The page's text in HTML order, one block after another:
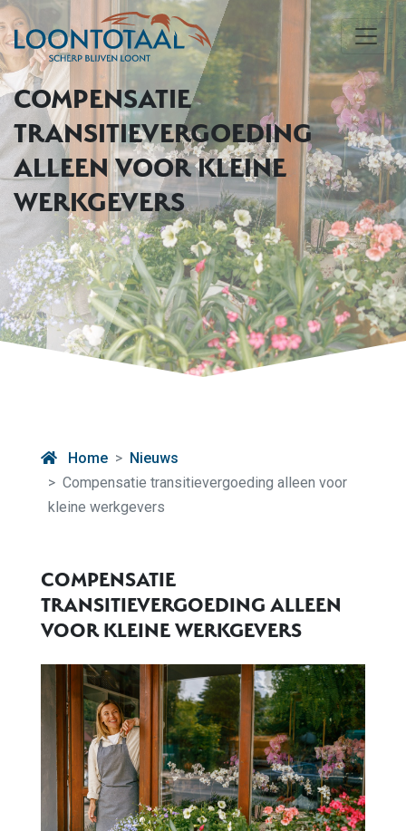
COMPENSATIE
TRANSITIEVERGOEDING
ALLEEN VOOR KLEINE
WERKGEVERS
Home
Nieuws
Compensatie transitievergoeding alleen voor
kleine werkgevers
COMPENSATIE
TRANSITIEVERGOEDING ALLEEN
VOOR KLEINE WERKGEVERS